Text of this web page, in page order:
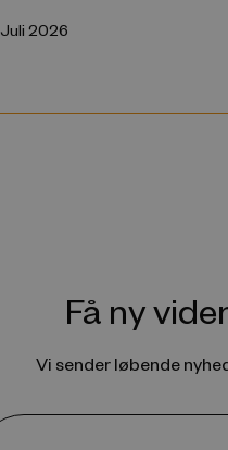
Juli 2026
Få ny
Vi sender løbende